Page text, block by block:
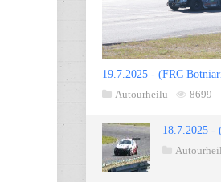
19.7.2025 - (FRC
Autourheilu
8699
18.7.2025 -